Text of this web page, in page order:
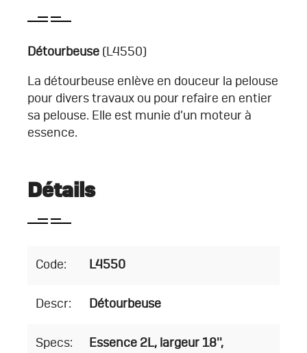
Détourbeuse (L4550)
La détourbeuse enlève en douceur la pelouse
pour divers travaux ou pour refaire en entier
sa pelouse. Elle est munie d’un moteur à
essence.
Détails
Code: L4550
Descr: Détourbeuse
Specs:
Essence 2L, largeur 18'',